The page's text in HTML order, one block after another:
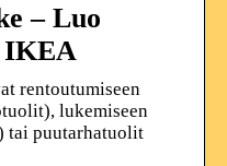
– Luo
IKEA
rentoutumiseen
lukemiseen
tai puutarhatuolit